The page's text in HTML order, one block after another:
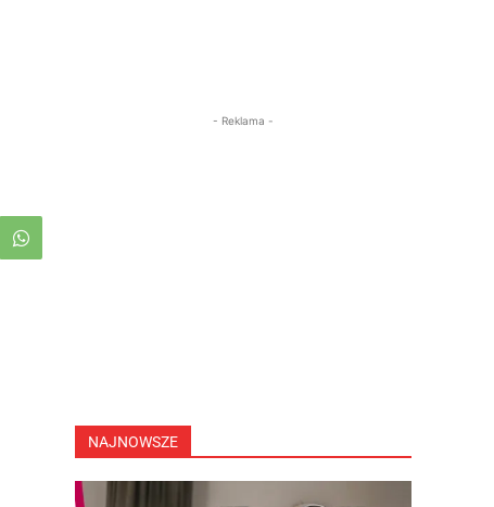
- Reklama -
NAJNOWSZE